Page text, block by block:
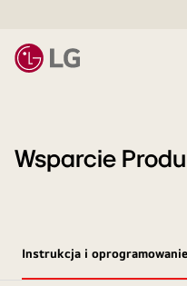
Wsparcie
Instrukcja i oprogramowanie